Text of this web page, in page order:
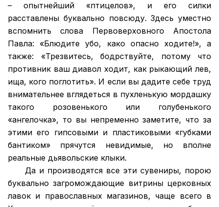
– опытнейший «птицелов», и его силки
расставлены буквально повсюду. Здесь уместно
вспомнить слова Первоверховного Апостола
Павла: «Блюдите убо, како опасно ходите!», а
также: «Трезвитесь, бодрствуйте, потому что
противник ваш диавол ходит, как рыкающий лев,
ища, кого поглотить». И если вы дадите себе труд
внимательнее вглядеться в пухленькую мордашку
такого розовенького или голубенького
«ангелочка», то вы непременно заметите, что за
этими его гипсовыми и пластиковыми «губками
бантиком» прячутся невидимые, но вполне
реальные дьявольские клыки.
Да и производятся все эти сувениры, порою
буквально загромождающие витрины церковных
лавок и православных магазинов, чаще всего в